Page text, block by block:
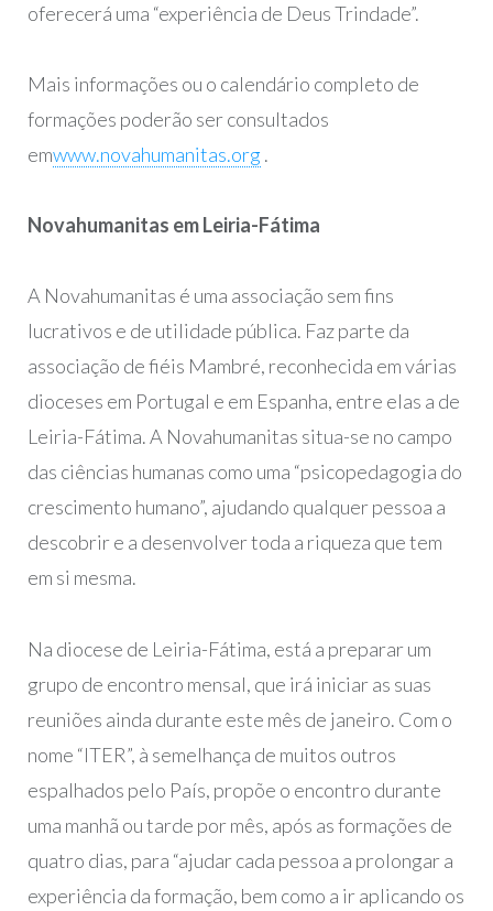
oferecerá uma “experiência de Deus Trindade”.
Mais informações ou o calendário completo de
formações poderão ser consultados
emwww.novahumanitas.org.
Novahumanitas em Leiria-Fátima
A Novahumanitas é uma associação sem fins
lucrativos e de utilidade pública. Faz parte da
associação de fiéis Mambré, reconhecida em várias
dioceses em Portugal e em Espanha, entre elas a de
Leiria-Fátima. A Novahumanitas situa-se no campo
das ciências humanas como uma “psicopedagogia do
crescimento humano”, ajudando qualquer pessoa a
descobrir e a desenvolver toda a riqueza que tem
em si mesma.
Na diocese de Leiria-Fátima, está a preparar um
grupo de encontro mensal, que irá iniciar as suas
reuniões ainda durante este mês de janeiro. Com o
nome “ITER”, à semelhança de muitos outros
espalhados pelo País, propõe o encontro durante
uma manhã ou tarde por mês, após as formações de
quatro dias, para “ajudar cada pessoa a prolongar a
experiência da formação, bem como a ir aplicando os